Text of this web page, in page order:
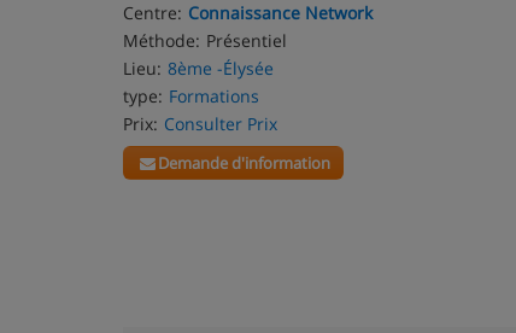
Centre: Connaissance Network
Méthode: Présentiel
Lieu: 8ème -Élysée
type: Formations
Prix: Consulter Prix
Demande d'information